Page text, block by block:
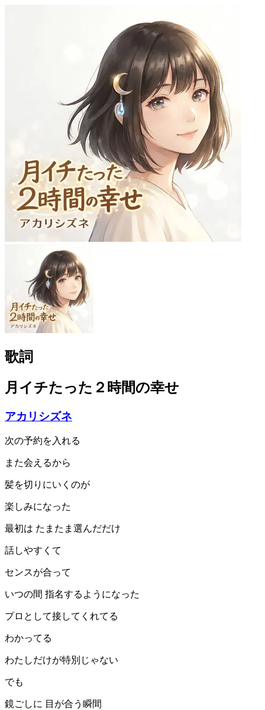
歌詞
月イチたった２時間の幸せ
アカリシズネ
次の予約を入れる
また会えるから
髪を切りにいくのが
楽しみになった
最初は たまたま選んだだけ
話しやすくて
センスが合って
いつの間 指名するようになった
プロとして接してくれてる
わかってる
わたしだけが特別じゃない
でも
鏡ごしに 目が合う瞬間